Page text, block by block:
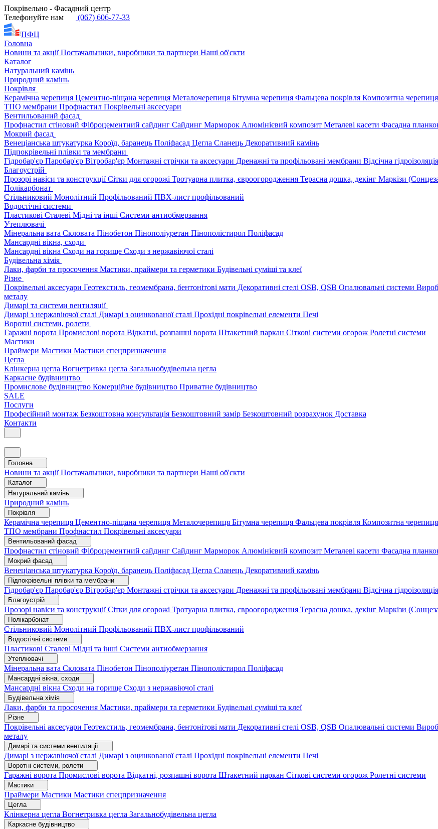
Покрівельно - Фасадний центр
Телефонуйте нам
(067) 606-77-33
ПФЦ
Головна
Новини та акціїПостачальники, виробники та партнери Наші об'єкти
Каталог
Натуральний камінь
Природний камінь
Покрівля
Керамічна черепиця Цементно-піщана черепиця Металочерепиця Бітумна черепиця Фальцева покрівля Композитна черепиця
ТПО мембрани Профнастил Покрівельні аксесуари
Вентильований фасад
Профнастил стіновий Фіброцементний сайдинг Сайдинг Марморок Алюмінієвий композит Металеві касети Фасадна
Мокрий фасад
Венеціанська штукатурка Короїд, баранець Поліфасад Цегла Сланець Декоративний камінь
Підпокрівельні плівки та мембрани
Гідробар'єр Паробар'єр Вітробар'єр Монтажні стрічки та аксесуари Дренажні та профільовані мембрани Відсічна гідроізоляція
Благоустрій
Прозорі навіси та конструкціїСітки для огорожі Тротуарна плитка, євроогородження Терасна дошка, декінг Маркізи
Полікарбонат
Стільниковий Монолітний Профільований ПВХ-лист профільований
Водостічні системи
Пластикові Сталеві Мідні та інші Системи антиобмерзання
Утеплювачі
Мінеральна вата Скловата Пінобетон Пінополіуретан Пінополістирол Поліфасад
Мансардні вікна, сходи
Мансардні вікна Сходи на горище Сходи з нержавіючої сталі
Будівельна хімія
Лаки, фарби та просочення Мастики, праймери та герметики Будівельні суміші та клеї
Різне
Покрівельні аксесуари Геотекстиль, геомембрана, бентонітові мати Декоративні стелі OSB, QSB Опалювальні системи
металу
Димарі та системи вентиляції
Димарі з нержавіючої сталі Димарі з оцинкованої сталі Прохідні покрівельні елементи Печі
Воротні системи, ролети
Гаражні ворота Промислові ворота Відкатні, розпашні ворота Штакетний паркан Сіткові системи огорож Ролетні системи
Мастики
Праймери Мастики Мастики спецпризначення
Цегла
Клінкерна цегла Вогнетривка цегла Загальнобудівельна цегла
Каркасне будівництво
Промислове будівництво Комерційне будівництво Приватне будівництво
SALE
Послуги
Професійний монтаж Безкоштовна консультація Безкоштовний замір Безкоштовний розрахунок Доставка
Контакти
Головна
Новини та акціїПостачальники, виробники та партнери Наші об'єкти
Каталог
Натуральний камінь
Природний камінь
Покрівля
Керамічна черепиця Цементно-піщана черепиця Металочерепиця Бітумна черепиця Фальцева покрівля Композитна черепиця
ТПО мембрани Профнастил Покрівельні аксесуари
Вентильований фасад
Профнастил стіновий Фіброцементний сайдинг Сайдинг Марморок Алюмінієвий композит Металеві касети Фасадна
Мокрий фасад
Венеціанська штукатурка Короїд, баранець Поліфасад Цегла Сланець Декоративний камінь
Підпокрівельні плівки та мембрани
Гідробар'єр Паробар'єр Вітробар'єр Монтажні стрічки та аксесуари Дренажні та профільовані мембрани Відсічна гідроізоляція
Благоустрій
Прозорі навіси та конструкціїСітки для огорожі Тротуарна плитка, євроогородження Терасна дошка, декінг Маркізи
Полікарбонат
Стільниковий Монолітний Профільований ПВХ-лист профільований
Водостічні системи
Пластикові Сталеві Мідні та інші Системи антиобмерзання
Утеплювачі
Мінеральна вата Скловата Пінобетон Пінополіуретан Пінополістирол Поліфасад
Мансардні вікна, сходи
Мансардні вікна Сходи на горище Сходи з нержавіючої сталі
Будівельна хімія
Лаки, фарби та просочення Мастики, праймери та герметики Будівельні суміші та клеї
Різне
Покрівельні аксесуари Геотекстиль, геомембрана, бентонітові мати Декоративні стелі OSB, QSB Опалювальні системи
металу
Димарі та системи вентиляції
Димарі з нержавіючої сталі Димарі з оцинкованої сталі Прохідні покрівельні елементи Печі
Воротні системи, ролети
Гаражні ворота Промислові ворота Відкатні, розпашні ворота Штакетний паркан Сіткові системи огорож Ролетні системи
Мастики
Праймери Мастики Мастики спецпризначення
Цегла
Клінкерна цегла Вогнетривка цегла Загальнобудівельна цегла
Каркасне будівництво